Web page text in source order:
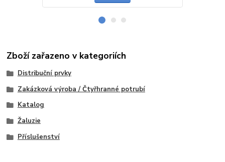
Zboží zařazeno v kategoriích
Distribuční prvky
Zakázková výroba / Čtyřhranné potrubí
Katalog
Žaluzie
Příslušenství